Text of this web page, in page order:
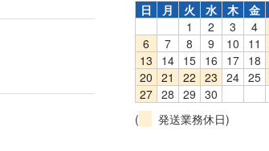
日
月 火 水 木 金
1
2 3 4
6
7 8 9 10 11
13
14 15 16 17 18
20 21 22 23 24 25
27 28 29 30
(
発送業務休日)